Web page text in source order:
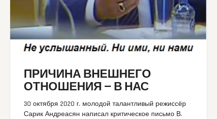
ПРИЧИНА ВНЕШНЕГО
ОТНОШЕНИЯ — В НАС
30 октября 2020 г. молодой талантливый режиссёр
Сарик Андреасян написал критическое письмо В.